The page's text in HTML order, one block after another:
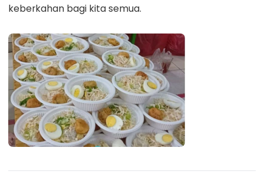
keberkahan bagi kita semua.